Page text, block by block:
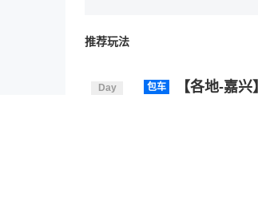
推荐玩法
Day 包车
【各地-嘉